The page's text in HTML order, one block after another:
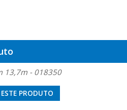
13,7m - 018350
PRODUTO